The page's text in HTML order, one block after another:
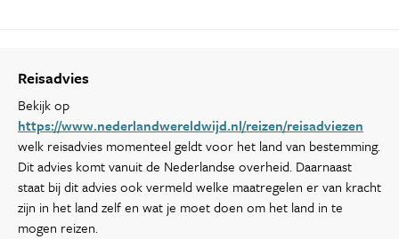
Reisadvies
Bekijk op
https://www.nederlandwereldwijd.nl/reizen/reisadviezen
welk reisadvies momenteel geldt voor het land van bestemming.
Dit advies komt vanuit de Nederlandse overheid. Daarnaast
staat bij dit advies ook vermeld welke maatregelen er van kracht
zijn in het land zelf en wat je moet doen om het land in te
mogen reizen.